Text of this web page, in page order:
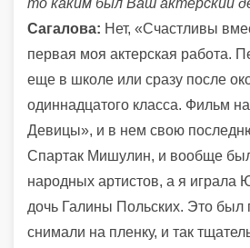
Сагалова: Нет, «Счастливы
первая моя актерская работа.
еще в школе или сразу после
одиннадцатого класса. Фильм
Девицы», и в нем свою
Спартак Мишулин, и вообще
народных артистов, а я играла
дочь Галины Польских. Это был
снимали на пленку, и так